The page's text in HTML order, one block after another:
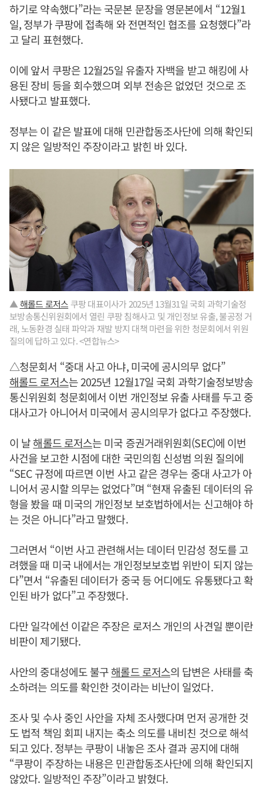
하기로 약속했다”라는 국문본 문장을 영문본에서 “12월1
일, 정부가 쿠팡에 접촉해 와 전면적인 협조를 요청했다”라
고 달리 표현했다.
이에 앞서 쿠팡은 12월25일 유출자 자백을 받고 해킹에 사
용된 장비 등을 회수했으며 외부 전송은 없었던 것으로 조
사됐다고 발표했다.
정부는 이 같은 발표에 대해 민관합동조사단에 의해 확인되
지 않은 일방적인 주장이라고 밝힌 바 있다.
▲해롤드 로저스 쿠팡 대표이사가 2025년 13월31일 국회 과학기술정
보방송통신위원회에서 열린 쿠팡 침해사고 및 개인정보 유출, 불공정 거
래, 노동환경 실태 파악과 재발 방지 대책 마련을 위한 청문회에서 위원
질의에 답하고 있다. <연합뉴스>
△청문회서 “중대 사고 아냐, 미국에 공시의무 없다”
해롤드 로저스는 2025년 12월17일 국회 과학기술정보방송
통신위원회 청문회에서 이번 개인정보 유출 사태를 두고 중
대사고가 아니어서 미국에서 공시의무가 없다고 주장했다.
이 날해롤드 로저스는 미국 증권거래위원회(SEC)에 이번
사건을 보고한 시점에 대한 국민의힘 신성범 의원 질의에
“SEC 규정에 따르면 이번 사고 같은 경우는 중대 사고가 아
니어서 공시할 의무는 없었다”며 “현재 유출된 데이터의 유
형을 봤을 때 미국의 개인정보 보호법하에서는 신고해야 하
는 것은 아니다”라고 말했다.
그러면서 “이번 사고 관련해서는 데이터 민감성 정도를 고
려했을 때 미국 내에서는 개인정보보호법 위반이 되지 않는
다”면서 “유출된 데이터가 중국 등 어디에도 유통됐다고 확
인된 바가 없다”고 주장했다.
다만 일각에선 이같은 주장은 로저스 개인의 사견일 뿐이란
비판이 제기됐다.
사안의 중대성에도 불구해롤드 로저스의 답변은 사태를 축
소하려는 의도를 확인한 것이라는 비난이 일었다.
조사 및 수사 중인 사안을 자체 조사했다며 먼저 공개한 것
도 법적 책임 회피 내지는 축소 의도를 내비친 것으로 해석
되고 있다. 정부는 쿠팡이 내놓은 조사 결과 공지에 대해
“쿠팡이 주장하는 내용은 민관합동조사단에 의해 확인되지
않았다. 일방적인 주장”이라고 밝혔다.